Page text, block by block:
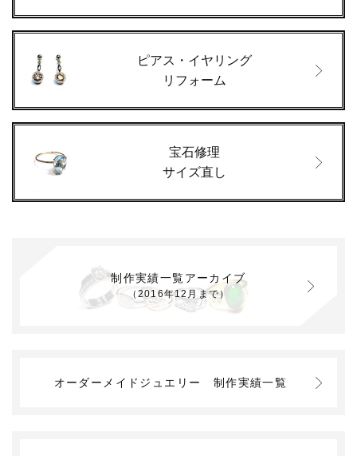
ピアス・イヤリング
リフォーム
宝石修理
サイズ直し
制作実績一覧アーカイブ
（2016年12月まで）
オーダーメイドジュエリー 制作実績一覧